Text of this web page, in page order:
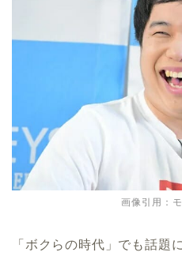
画像引用：
「ボクらの時代」でも話題